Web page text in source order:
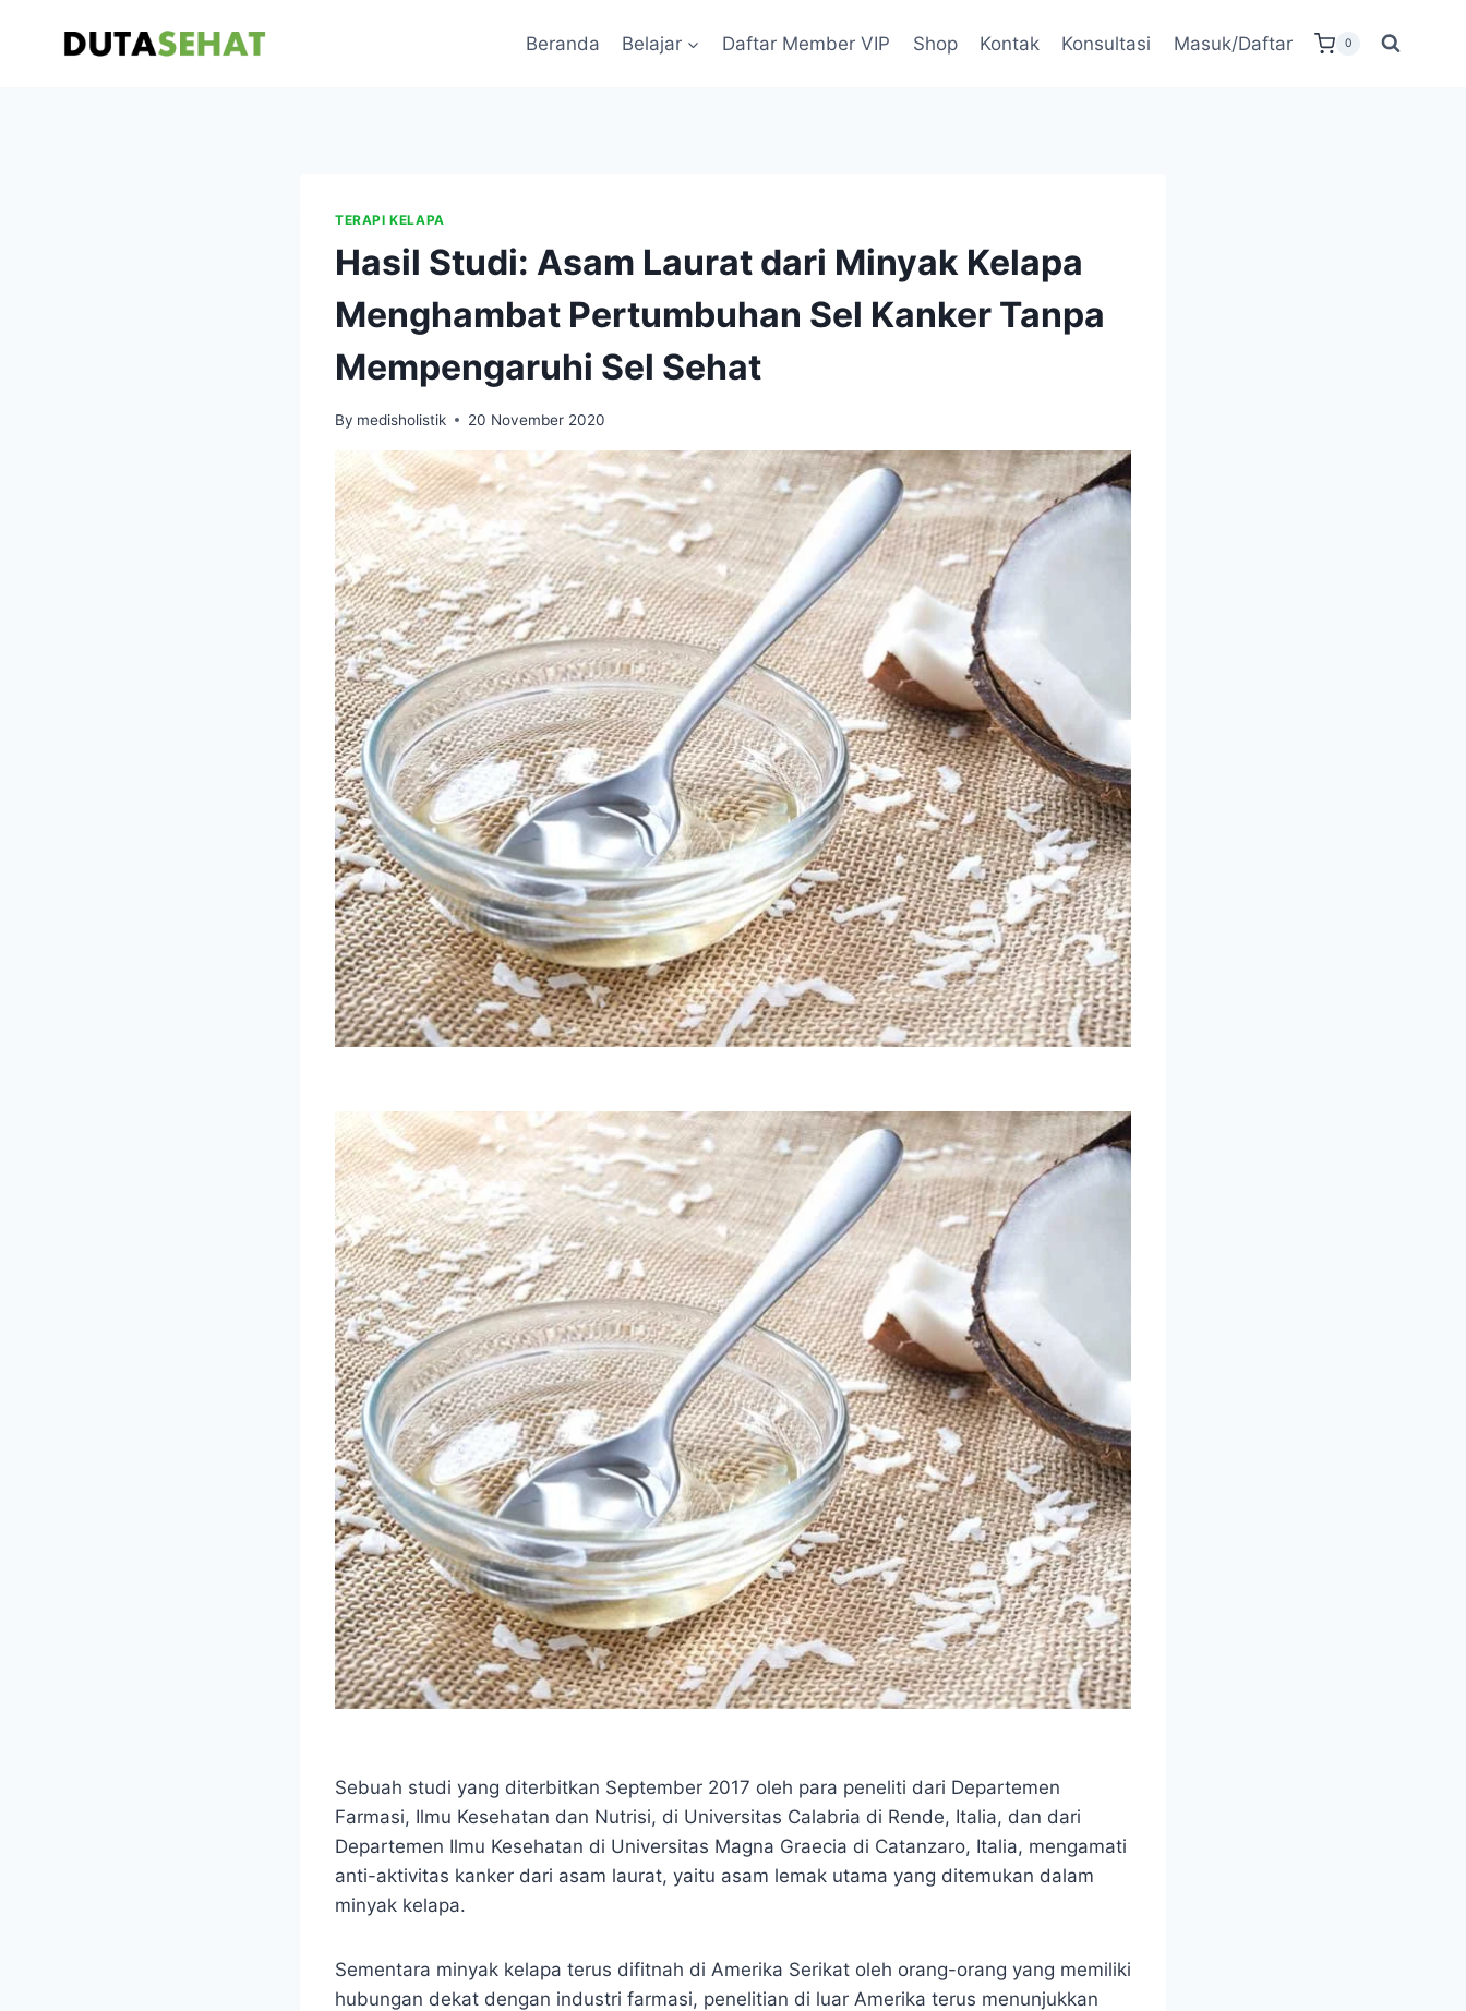
Beranda Belajar Daftar Member VIP Shop Kontak Konsultasi Masuk/Daftar 0
TERAPI KELAPA
Hasil Studi: Asam Laurat dari Minyak Kelapa
Menghambat Pertumbuhan Sel Kanker Tanpa
Mempengaruhi Sel Sehat
By medisholistik 20 November 2020
Sebuah studi yang diterbitkan September 2017 oleh para peneliti dari Departemen
Farmasi, Ilmu Kesehatan dan Nutrisi, di Universitas Calabria di Rende, Italia, dan dari
Departemen Ilmu Kesehatan di Universitas Magna Graecia di Catanzaro, Italia, mengamati
anti-aktivitas kanker dari asam laurat, yaitu asam lemak utama yang ditemukan dalam
minyak kelapa.
Sementara minyak kelapa terus difitnah di Amerika Serikat oleh orang-orang yang memiliki
hubungan dekat dengan industri farmasi, penelitian di luar Amerika terus menunjukkan